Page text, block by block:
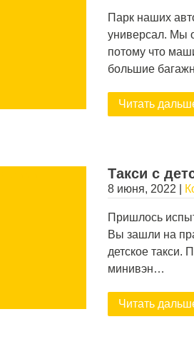
Парк наших
универсал. Мы
потому что
большие
Читать
Такси с
8 июня, 2022
Пришлось
Вы зашли на
детское такси.
минивэн…
Читать